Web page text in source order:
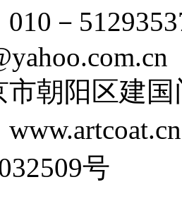
－
市朝阳区建
号